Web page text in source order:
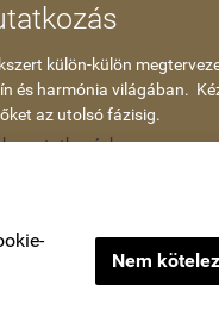
Nem
külön-külön
és harmónia világában.
az utolsó fázisig.
bemutatkozáshoz